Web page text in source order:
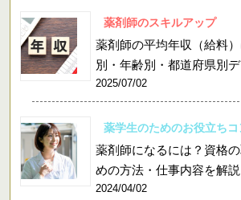
薬剤師のスキルアップ
薬剤師の平均年収（給料
別・年齢別・都道府県別
2025/07/02
薬学生のためのお役立ちコ
薬剤師になるには？資格
めの方法・仕事内容を解説
2024/04/02